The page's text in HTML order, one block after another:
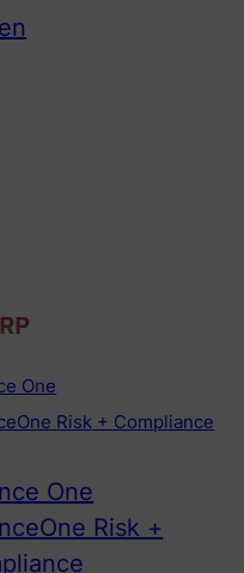
One
Risk + Compliance
One
Risk +